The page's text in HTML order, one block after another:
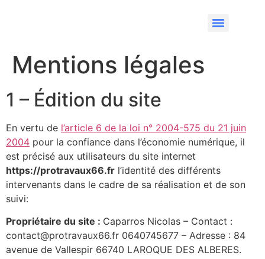
Mentions légales
1 – Édition du site
En vertu de l’article 6 de la loi n° 2004-575 du 21 juin
2004 pour la confiance dans l’économie numérique, il
est précisé aux utilisateurs du site internet
https://protravaux66.fr l’identité des différents
intervenants dans le cadre de sa réalisation et de son
suivi:
Propriétaire du site : Caparros Nicolas – Contact :
contact@protravaux66.fr 0640745677 – Adresse : 84
avenue de Vallespir 66740 LAROQUE DES ALBERES.